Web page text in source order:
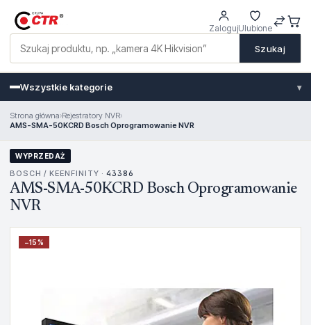
Szukaj
ZalogujUlubione
Wszystkie kategorie ▾
Strona główna›Rejestratory NVR›
AMS-SMA-50KCRD Bosch Oprogramowanie NVR
WYPRZEDAŻ
BOSCH / KEENFINITY · 43386
AMS-SMA-50KCRD Bosch Oprogramowanie
NVR
−15%